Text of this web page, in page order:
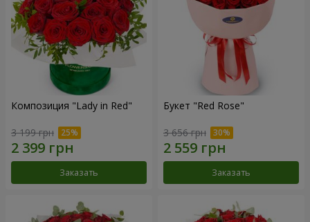
Композиция "Lady in Red"
3 199 грн
Заказать
Букет "Red Rose"
3 656 грн
Заказать